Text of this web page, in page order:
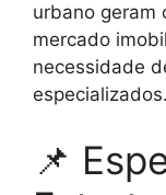
urbano geram
mercado
necessidade
especializados.
📌